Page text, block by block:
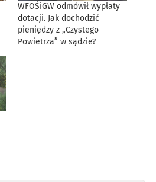
WFOŚiGW odmówił wypłaty
dotacji. Jak dochodzić
pieniędzy z „Czystego
Powietrza” w sądzie?